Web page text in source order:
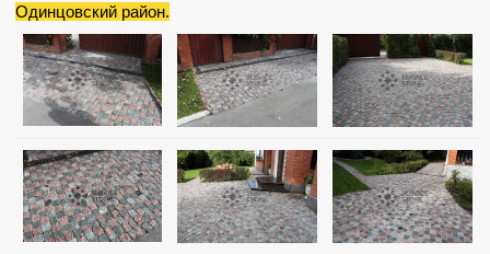
Одинцовский район.